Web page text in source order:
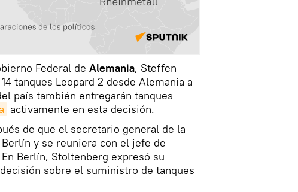
Federal de Alemania, Steffen
tanques Leopard 2 desde Alemania a
país también entregarán tanques
activamente en esta decisión.
de que el secretario general de la
y se reuniera con el jefe de
Berlín, Stoltenberg expresó su
sobre el suministro de tanques